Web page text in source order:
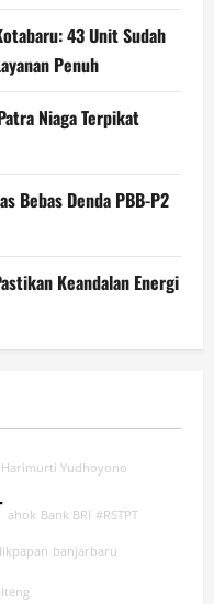
43 Unit Sudah
Penuh
Niaga Terpikat
Bebas Denda PBB-P2
Keandalan Energi
Harimurti Yudhoyono
ahok Bank BRI #RSTPT
banjarbaru